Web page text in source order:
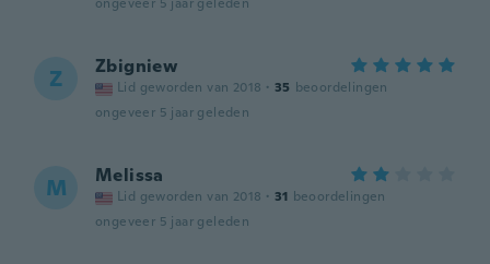
Z Zbigniew
Lid geworden van 2018 · 35 beoordelingen
ongeveer 5 jaar geleden
M Melissa
Lid geworden van 2018 · 31 beoordelingen
ongeveer 5 jaar geleden